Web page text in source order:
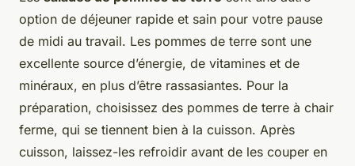
option de déjeuner rapide et sain pour votre pause
de midi au travail. Les pommes de terre sont une
excellente source d’énergie, de vitamines et de
minéraux, en plus d’être rassasiantes. Pour la
préparation, choisissez des pommes de terre à chair
ferme, qui se tiennent bien à la cuisson. Après
cuisson, laissez-les refroidir avant de les couper en